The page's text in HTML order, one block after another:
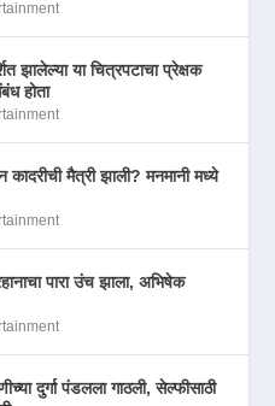
झालेल्या या चित्रपटाचा प्रेक्षक
होता
मैत्री झाली? मनमानी मध्ये
पारा उंच झाला, अभिषेक
दुर्गा पंडलला गाठली, सेल्फीसाठी